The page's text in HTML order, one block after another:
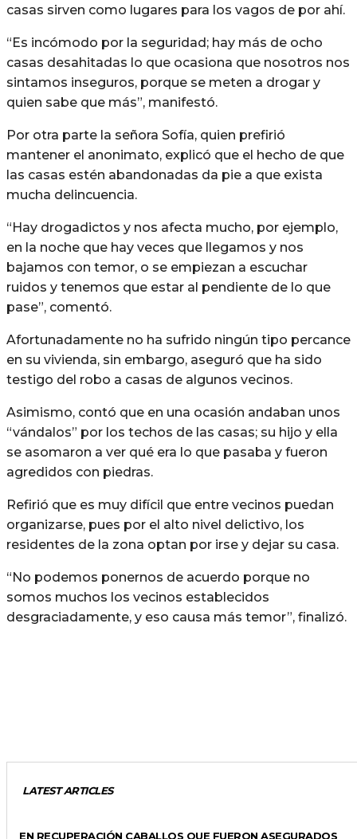
casas sirven como lugares para los vagos de por ahí.
“Es incómodo por la seguridad; hay más de ocho
casas desahitadas lo que ocasiona que nosotros nos
sintamos inseguros, porque se meten a drogar y
quien sabe que más”, manifestó.
Por otra parte la señora Sofía, quien prefirió
mantener el anonimato, explicó que el hecho de que
las casas estén abandonadas da pie a que exista
mucha delincuencia.
“Hay drogadictos y nos afecta mucho, por ejemplo,
en la noche que hay veces que llegamos y nos
bajamos con temor, o se empiezan a escuchar
ruidos y tenemos que estar al pendiente de lo que
pase”, comentó.
Afortunadamente no ha sufrido ningún tipo percance
en su vivienda, sin embargo, aseguró que ha sido
testigo del robo a casas de algunos vecinos.
Asimismo, contó que en una ocasión andaban unos
“vándalos” por los techos de las casas; su hijo y ella
se asomaron a ver qué era lo que pasaba y fueron
agredidos con piedras.
Refirió que es muy difícil que entre vecinos puedan
organizarse, pues por el alto nivel delictivo, los
residentes de la zona optan por irse y dejar su casa.
“No podemos ponernos de acuerdo porque no
somos muchos los vecinos establecidos
desgraciadamente, y eso causa más temor”, finalizó.
LATEST ARTICLES
EN RECUPERACIÓN CABALLOS QUE FUERON ASEGURADOS